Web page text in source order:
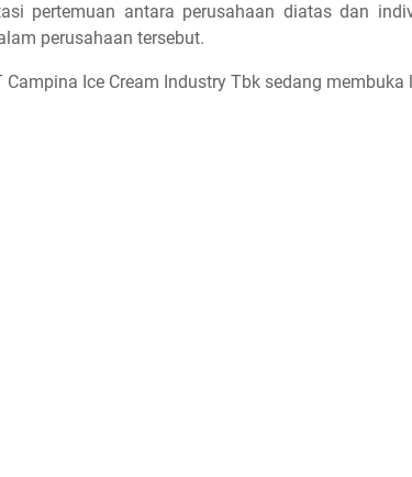
pertemuan antara perusahaan diatas dan
perusahaan tersebut.
Campina Ice Cream Industry Tbk sedang membuka